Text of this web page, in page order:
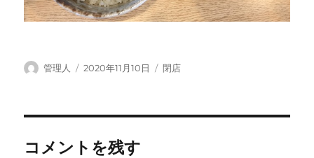
投
管理人
投
2020年11月10日
カ
閉店
コメントを残す